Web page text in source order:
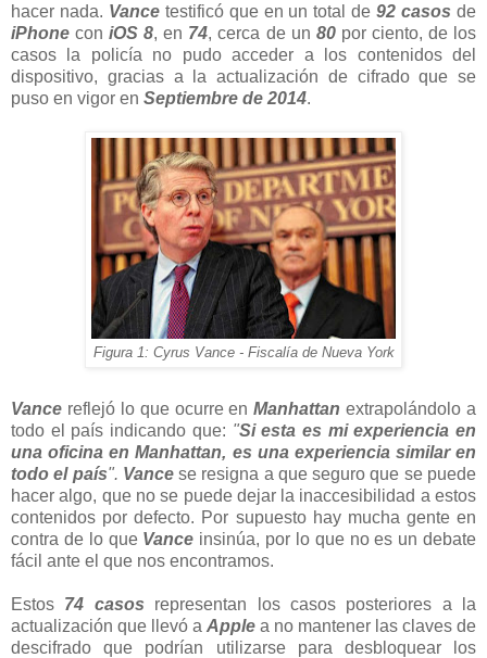
hacer nada. Vance testificó que en un total de92 casosde
iPhone coniOS 8, en 74, cerca de un 80 por ciento, de los
casos la policía no pudo acceder a los contenidos del
dispositivo, gracias a la actualización de cifrado que se
puso en vigor en Septiembre de 2014.
Figura 1: Cyrus Vance - Fiscalía de Nueva York
Vance reflejó lo que ocurre enManhattanextrapolándolo a
todo el país indicando que: "Si esta es mi experiencia en
una oficina en Manhattan, es una experiencia similar en
todo el país". Vance se resigna a que seguro que se puede
hacer algo, que no se puede dejar la inaccesibilidad a estos
contenidos por defecto. Por supuesto hay mucha gente en
contra de lo que Vance insinúa, por lo que no es un debate
fácil ante el que nos encontramos.
Estos 74 casos representan los casos posteriores a la
actualización que llevó a Apple a no mantener las claves de
descifrado que podrían utilizarse para desbloquear los